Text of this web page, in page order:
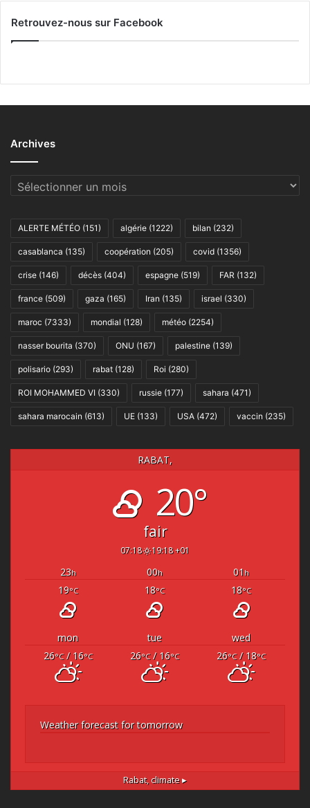
Retrouvez-nous sur Facebook
Archives
Archives
ALERTE MÉTÉO (151) algérie (1222) bilan (232)
casablanca (135) coopération (205) covid (1356)
crise (146) décès (404) espagne (519) FAR (132)
france (509) gaza (165) Iran (135) israel (330)
maroc (7333) mondial (128) météo (2254)
nasser bourita (370) ONU (167) palestine (139)
polisario (293) rabat (128) Roi (280)
ROI MOHAMMED VI (330) russie (177) sahara (471)
sahara marocain (613) UE (133) USA (472) vaccin (235)
RABAT,
20°
fair
07:18 19:18 +01
23h 00h 01 h
19°C 18°C 18°C
mon tue
wed
26°C/ 16°C 26°C/ 16°C 26°C/ 18°C
Weather forecast for tomorrow
Rabat,climate ▸